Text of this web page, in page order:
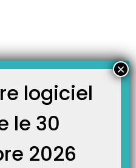
incluant le module SCOR, voici
au praticien de…
logiciel
le 30
2026
×